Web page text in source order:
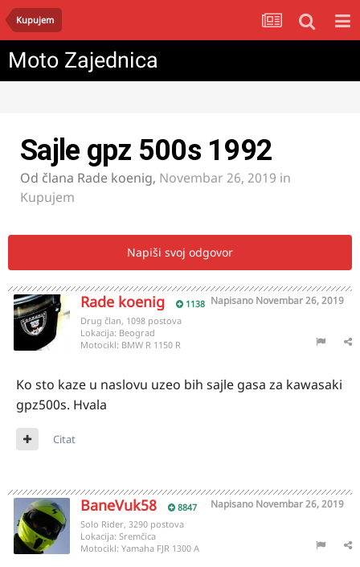
Kupujem
Moto Zajednica
Sajle gpz 500s 1992
Od člana Rade koenig, Novembar 26, 2019 in
Kupujem
Napiši svoj odgovor
Rade koenig 1138 Napisano Novembar 26, 2019
Drug član, 1098 postova
Lokacija: Beograd
Motocikl: BMW R 1150 R
Ko sto kaze u naslovu uzeo bih sajle gasa za kawasaki
gpz500s. Hvala
Citat
BaneVuk58 8847 Napisano Novembar 26, 2019
Solo Rider, 3290 postova
Lokacija: Sremčica
Motocikl: Yamaha FJR 1300 A